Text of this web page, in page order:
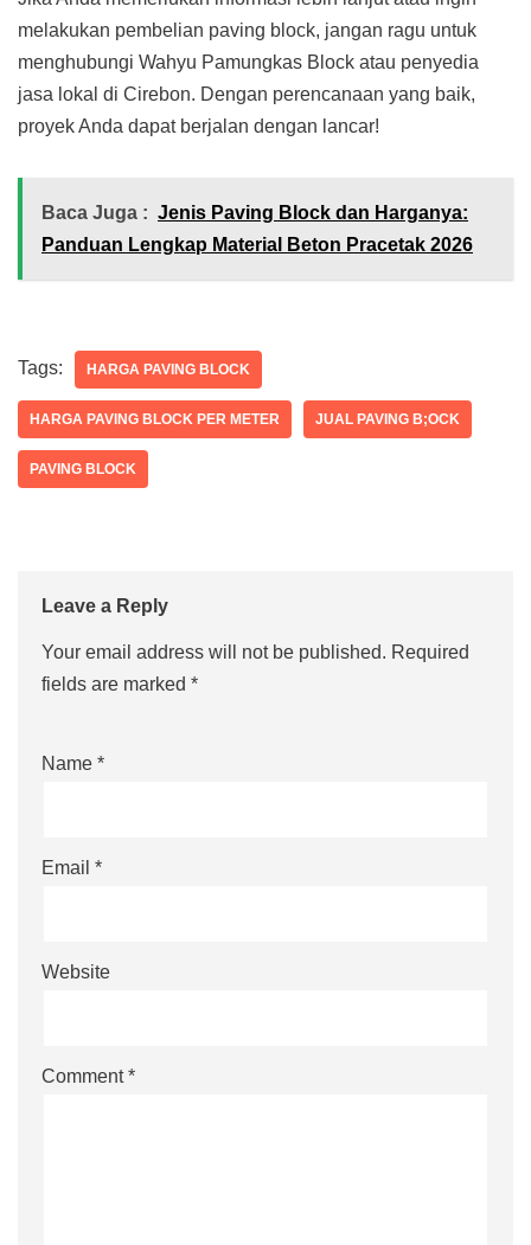
melakukan pembelian paving block, jangan ragu untuk
menghubungi Wahyu Pamungkas Block atau penyedia
jasa lokal di Cirebon. Dengan perencanaan yang baik,
proyek Anda dapat berjalan dengan lancar!
Baca Juga : Jenis Paving Block dan Harganya:
Panduan Lengkap Material Beton Pracetak 2026
Tags: HARGA PAVING BLOCK
HARGA PAVING BLOCK PER METER JUAL PAVING B;OCK
PAVING BLOCK
Leave a Reply
Your email address will not be published. Required
fields are marked *
Name *
Email *
Website
Comment*